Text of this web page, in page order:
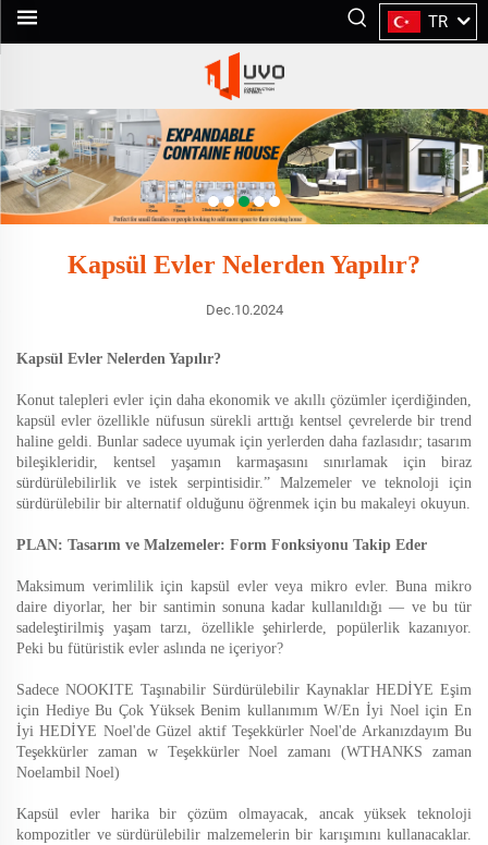
TR
Kapsül Evler Nelerden Yapılır?
Dec.10.2024
Kapsül Evler Nelerden Yapılır?
Konut talepleri evler için daha ekonomik ve akıllı çözümler içerdiğinden,
kapsül evler özellikle nüfusun sürekli arttığı kentsel çevrelerde bir trend
haline geldi. Bunlar sadece uyumak için yerlerden daha fazlasıdır; tasarım
bileşikleridir, kentsel yaşamın karmaşasını sınırlamak için biraz
sürdürülebilirlik ve istek serpintisidir.” Malzemeler ve teknoloji için
sürdürülebilir bir alternatif olduğunu öğrenmek için bu makaleyi okuyun.
PLAN: Tasarım ve Malzemeler: Form Fonksiyonu Takip Eder
Maksimum verimlilik için kapsül evler veya mikro evler. Buna mikro
daire diyorlar, her bir santimin sonuna kadar kullanıldığı — ve bu tür
sadeleştirilmiş yaşam tarzı, özellikle şehirlerde, popülerlik kazanıyor.
Peki bu fütüristik evler aslında ne içeriyor?
Sadece NOOKITE Taşınabilir Sürdürülebilir Kaynaklar HEDİYE Eşim
için Hediye Bu Çok Yüksek Benim kullanımım W/En İyi Noel için En
İyi HEDİYE Noel'de Güzel aktif Teşekkürler Noel'de Arkanızdayım Bu
Teşekkürler zaman w Teşekkürler Noel zamanı (WTHANKS zaman
Noelambil Noel)
Kapsül evler harika bir çözüm olmayacak, ancak yüksek teknoloji
kompozitler ve sürdürülebilir malzemelerin bir karışımını kullanacaklar.